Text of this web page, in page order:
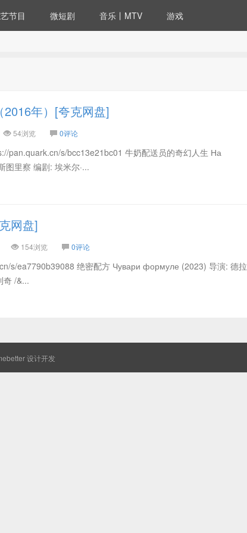
节目 微短剧 音乐丨MTV 游戏
2016年）[夸克网盘]
54浏览 0评论
pan.quark.cn/s/bcc13e21bc01 牛奶配送员的奇幻人生 На
图里察 编剧: 埃米尔·...
网盘]
154浏览 0评论
s/ea7790b39088 绝密配方 Чувари формуле (2023) 导演: 德拉
奇 /&...
设计开发